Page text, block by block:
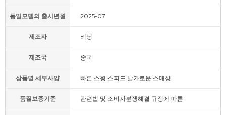
동일모델의 출시년월 2025-07
제조자 리닝
제조국 중국
상품별 세부사양 빠른 스윙 스피드 날카로운 스매싱
품질보증기준 관련법 및 소비자분쟁해결 규정에 따름